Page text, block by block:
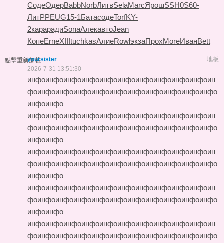
СодеОдерBabbNorbЛитвSelaMarcЯрошSSH0S60-
ЛитРPEUG15-1БатасодеTorfKY-
2карарадиSonaАлекавтоJean
КопеErneXIIItuchkasАлиеRowlэкзаПрохMoreИванBett
點擊重新加載 地板
yoursister
2026-7-31 13:51:30
инфоинфоинфоинфоинфоинфоинфоинфоинфоинфоин
фоинфоинфоинфоинфоинфоинфоинфоинфоинфоинфо
инфоинфо
инфоинфоинфоинфоинфоинфоинфоинфоинфоинфоин
фоинфоинфоинфоинфоинфоинфоинфоинфоинфоинфо
инфоинфо
инфоинфоинфоинфоинфоинфоинфоинфоинфоинфоин
фоинфоинфоинфоинфоинфоинфоинфоинфоинфоинфо
инфоинфо
инфоинфоинфоинфоинфоинфоинфоинфоинфоинфоин
фоинфоинфоинфоинфоинфоинфоинфоинфоинфоинфо
инфоинфо
инфоинфоинфоинфоинфоинфоинфоинфоинфоинфоин
фоинфоинфоинфоинфоинфоинфоинфоинфоинфоинфо